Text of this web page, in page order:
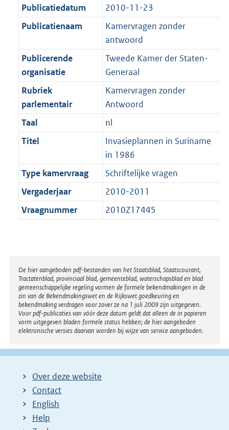
t
a
t
K
b
2
K
b
Publicatiedatum
2010-11-23
Publicatienaam
Kamervragen zonder
antwoord
Publicerende
organisatie
Tweede Kamer der Staten-
Generaal
Rubriek
parlementair
Kamervragen zonder
Antwoord
Taal
nl
Titel
Invasieplannen in Suriname
in 1986
Type kamervraag
Schriftelijke vragen
Vergaderjaar
2010-2011
Vraagnummer
2010Z17445
Disclaimer
De hier aangeboden pdf-bestanden van het Staatsblad, Staatscourant,
Tractatenblad, provinciaal blad, gemeenteblad, waterschapsblad en blad
gemeenschappelijke regeling vormen de formele bekendmakingen in de
zin van de Bekendmakingswet en de Rijkswet goedkeuring en
bekendmaking verdragen voor zover ze na 1 juli 2009 zijn uitgegeven.
Voor pdf-publicaties van vóór deze datum geldt dat alleen de in papieren
vorm uitgegeven bladen formele status hebben; de hier aangeboden
elektronische versies daarvan worden bij wijze van service aangeboden.
Over deze website
Contact
English
Help